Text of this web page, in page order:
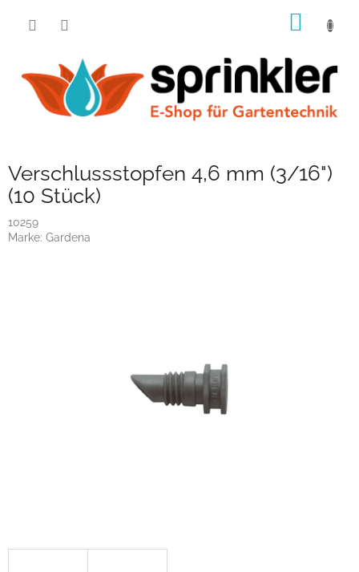
Verschlussstopfen 4,6 mm (3/16")
(10 Stück)
10259
Marke: Gardena